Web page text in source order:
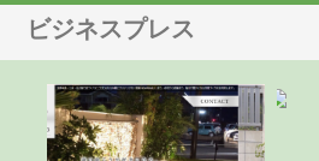
ビジネスプレス